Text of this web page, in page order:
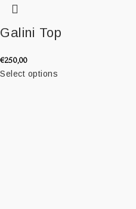
Galini Top
€250,00
Select options